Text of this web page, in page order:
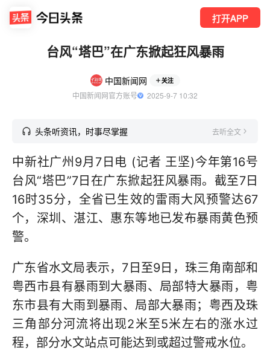
打开APP
台风“塔巴”在广东掀起狂风暴雨
中国新闻网 关注
中国新闻网官方账号
  2025-9-7 10:32
头条听资讯，时事尽掌握 去听全文
中新社广州9月7日电 (记者 王坚)今年第16号
台风“塔巴”7日在广东掀起狂风暴雨。截至7日
16时35分，全省已生效的雷雨大风预警达67
个，深圳、湛江、惠东等地已发布暴雨黄色预
警。
广东省水文局表示，7日至9日，珠三角南部和
粤西市县有暴雨到大暴雨、局部特大暴雨，粤
东市县有大雨到暴雨、局部大暴雨；粤西及珠
三角部分河流将出现2米至5米左右的涨水过
程，部分水文站点可能达到或超过警戒水位。